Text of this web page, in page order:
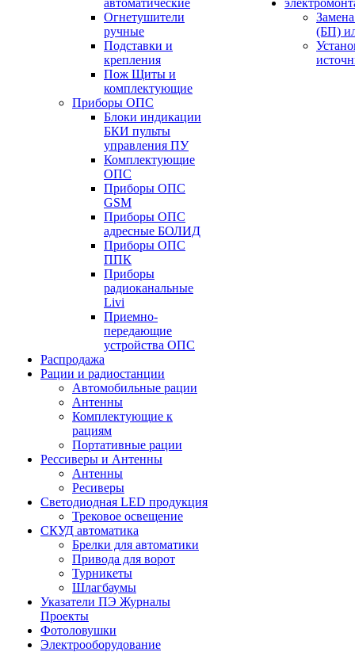
Огнетушители
ручные
Подставки и
крепления
Пож Щиты и
комплектующие
Приборы ОПС
Блоки индикации
БКИ пульты
управления ПУ
Комплектующие
ОПС
Приборы ОПС
GSM
Приборы ОПС
адресные БОЛИД
Приборы ОПС
ППК
Приборы
радиоканальные
Livi
Приемно-
передающие
устройства ОПС
Распродажа
Рации и радиостанции
Автомобильные рации
Антенны
Комплектующие к
рациям
Портативные рации
Рессиверы и Антенны
Антенны
Ресиверы
Светодиодная LED продукция
Трековое освещение
СКУД автоматика
Брелки для автоматики
Привода для ворот
Турникеты
Шлагбаумы
Указатели ПЭ Журналы
Проекты
Фотоловушки
Электрооборудование
(БП)